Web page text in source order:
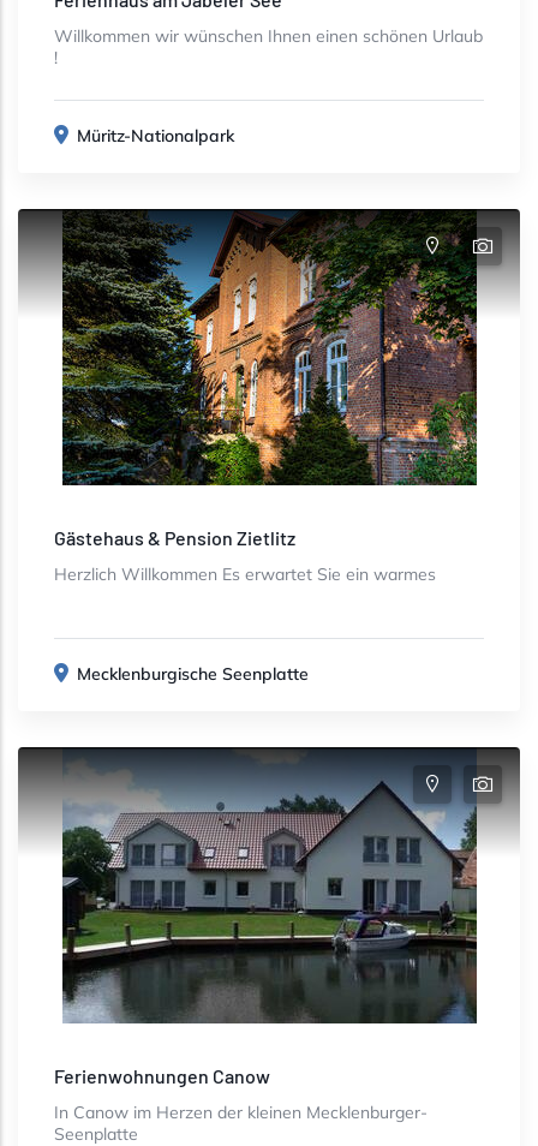
Willkommen wir wünschen Ihnen einen schönen Urlaub
!
Müritz-Nationalpark
Gästehaus & Pension Zietlitz
Herzlich Willkommen Es erwartet Sie ein warmes
Mecklenburgische Seenplatte
Ferienwohnungen Canow
In Canow im Herzen der kleinen Mecklenburger-
Seenplatte